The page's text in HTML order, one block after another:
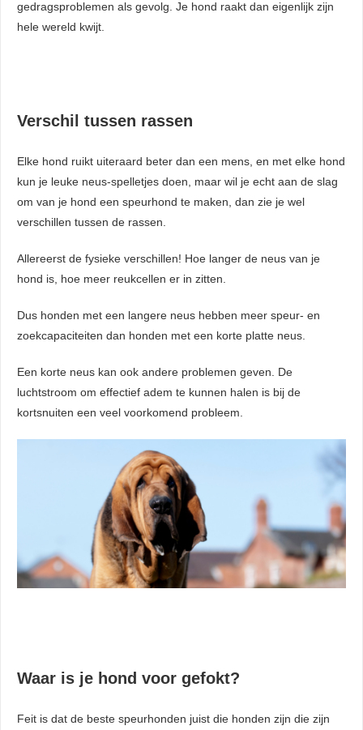
gedragsproblemen als gevolg. Je hond raakt dan eigenlijk zijn
hele wereld kwijt.
Verschil tussen rassen
Elke hond ruikt uiteraard beter dan een mens, en met elke hond
kun je leuke neus-spelletjes doen, maar wil je echt aan de slag
om van je hond een speurhond te maken, dan zie je wel
verschillen tussen de rassen.
Allereerst de fysieke verschillen! Hoe langer de neus van je
hond is, hoe meer reukcellen er in zitten.
Dus honden met een langere neus hebben meer speur- en
zoekcapaciteiten dan honden met een korte platte neus.
Een korte neus kan ook andere problemen geven. De
luchtstroom om effectief adem te kunnen halen is bij de
kortsnuiten een veel voorkomend probleem.
Waar is je hond voor gefokt?
Feit is dat de beste speurhonden juist die honden zijn die zijn